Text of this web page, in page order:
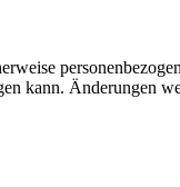
kann. Änderungen